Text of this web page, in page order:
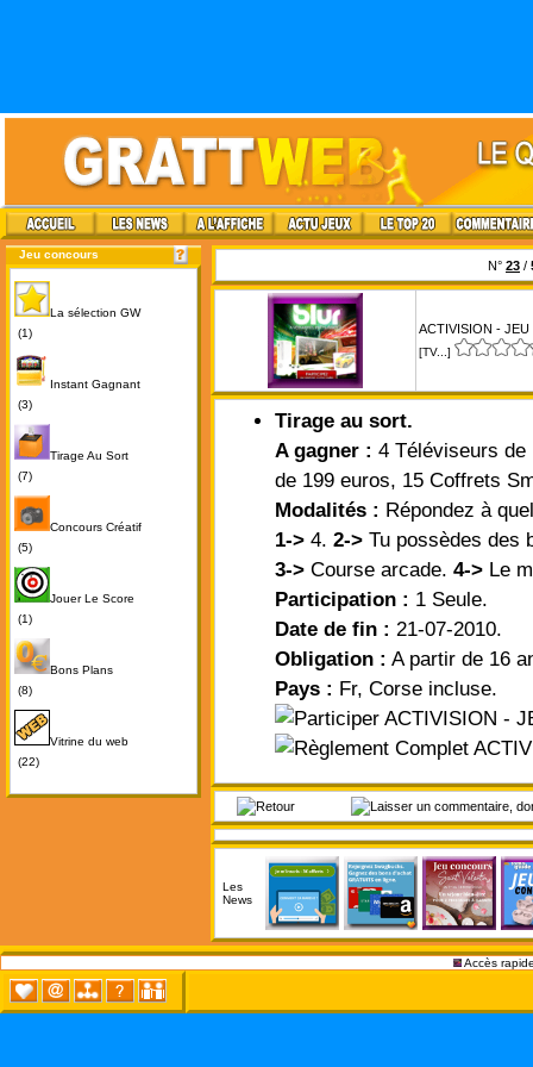
Jeu concours
La sélection GW
(1)
Instant Gagnant
(3)
Tirage Au Sort
(7)
Concours Créatif
(5)
Jouer Le Score
(1)
Bons Plans
(8)
Vitrine du web
(22)
N° 23 /
ACTIVISION - JEU
[TV...]
Tirage au sort.
A gagner : 4 Téléviseurs de
de 199 euros, 15 Coffrets
Modalités : Répondez à
1-> 4. 2-> Tu possèdes des
3-> Course arcade. 4-> Le
Participation : 1 Seule.
Date de fin : 21-07-2010.
Obligation : A partir de 16
Pays : Fr, Corse incluse.
Les
News
Accès